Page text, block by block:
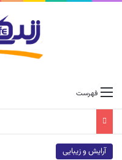
فهرست
آرایش و زیبایی